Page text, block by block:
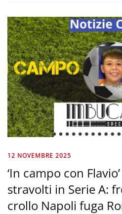
12 NOVEMBRE 2025
‘In campo con
stravolti in Serie A:
crollo Napoli fuga